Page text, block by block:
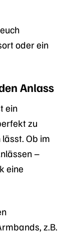
oder ein
Anlass
ein
zu
Ob im
–
eine
z.B.